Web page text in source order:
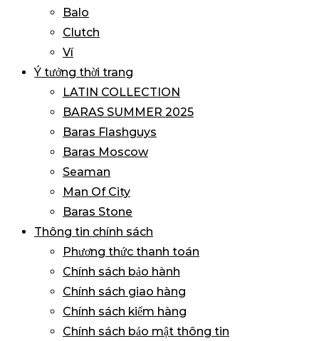
Balo
Clutch
Ví
Ý tưởng thời trang
LATIN COLLECTION
BARAS SUMMER 2025
Baras Flashguys
Baras Moscow
Seaman
Man Of City
Baras Stone
Thông tin chính sách
Phương thức thanh toán
Chính sách bảo hành
Chính sách giao hàng
Chính sách kiểm hàng
Chính sách bảo mật thông tin